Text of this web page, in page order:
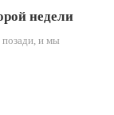
недели
и мы